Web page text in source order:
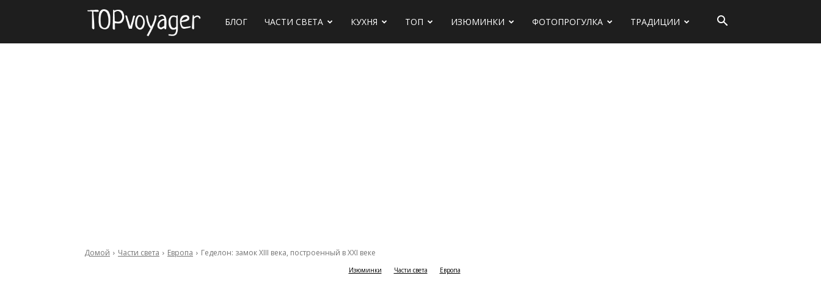
Сайт
БЛОГ ЧАСТИ СВЕТА КУХНЯ ТОП ИЗЮМИНКИ ФОТОПРОГУЛКА ТРАДИЦИИ
Домой Части света Европа Геделон: замок XIII века, построенный в XXI веке
Изюминки Части света Европа